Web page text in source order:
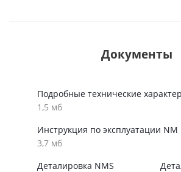
Документы
Подробные технические
1,5 мб
Инструкция по эксплуатации NM
3,7 мб
Деталировка NMS